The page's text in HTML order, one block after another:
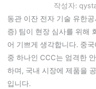
작성자:
동관 이잔 전자 기술 유한
증) 팀이 현장 심사를 위해
어 기쁘게 생각합니다. 중
중 하나인 CCC는 엄격한
하며, 국내 시장에 제품을
입니다.